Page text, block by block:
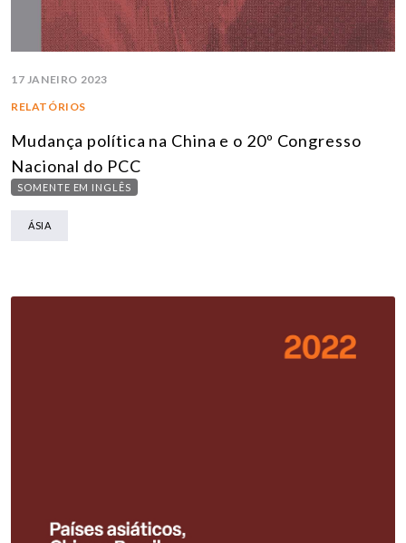
17 JANEIRO 2023
RELATÓRIOS
Mudança política na China e o 20º Congresso
Nacional do PCC
SOMENTE EM INGLÊS
ÁSIA